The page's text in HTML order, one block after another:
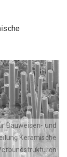
Fertigung
Bauweisen- und
Keramische